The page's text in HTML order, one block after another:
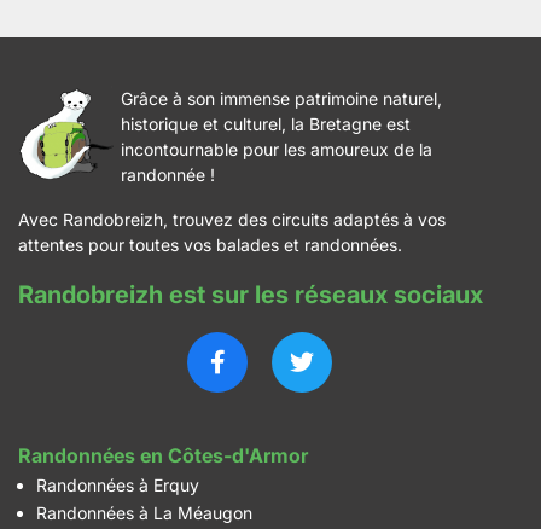
Grâce à son immense patrimoine naturel,
historique et culturel, la Bretagne est
incontournable pour les amoureux de la
randonnée !
Avec Randobreizh, trouvez des circuits adaptés à vos
attentes pour toutes vos balades et randonnées.
Randobreizh est sur les réseaux sociaux
Randonnées en Côtes-d'Armor
Randonnées à Erquy
Randonnées à La Méaugon